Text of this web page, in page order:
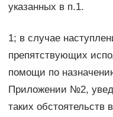
указанных в п.1.
1; в случае
препятствующих
помощи по
Приложении №2,
таких обстоятельств